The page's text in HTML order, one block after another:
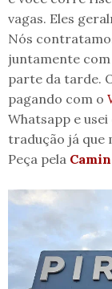
vagas. Eles
Nós
juntamente com
parte da tarde.
pagando com o
Whatsapp e
tradução já que
Peça pela